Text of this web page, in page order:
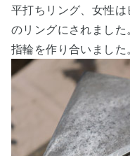
平打ちリング、女性
のリングにされまし
指輪を作り合いました